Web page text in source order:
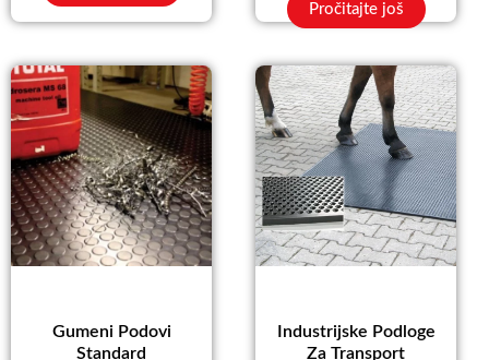
Pročitajte još
Gumeni Podovi
Standard
Industrijske Podloge
Za Transport